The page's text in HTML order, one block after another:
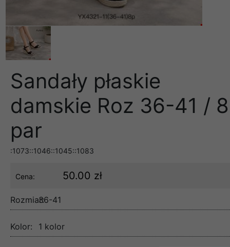
Sandały płaskie
damskie Roz 36-41 / 8
par
:1073::1046::1045::1083
Cena: 50.00 zł
Rozmiar:36-41
Kolor: 1 kolor